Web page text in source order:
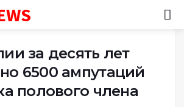
за десять лет
6500 ампутаций
полового члена